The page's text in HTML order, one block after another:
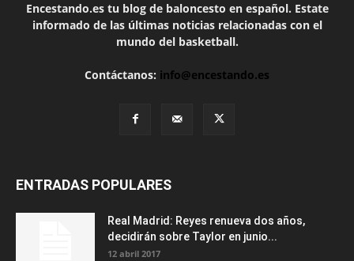
Encestando.es tu blog de baloncesto en español. Estate
informado de las últimas noticias relacionadas con el
mundo del basketball.
Contáctanos: info@encestando.es
ENTRADAS POPULARES
Real Madrid: Reyes renueva dos años,
decidirán sobre Taylor en junio...
12 abril 2017